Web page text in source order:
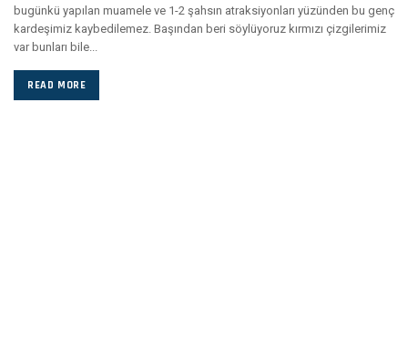
bugünkü yapılan muamele ve 1-2 şahsın atraksiyonları yüzünden bu genç
kardeşimiz kaybedilemez. Başından beri söylüyoruz kırmızı çizgilerimiz
var bunları bile...
READ MORE